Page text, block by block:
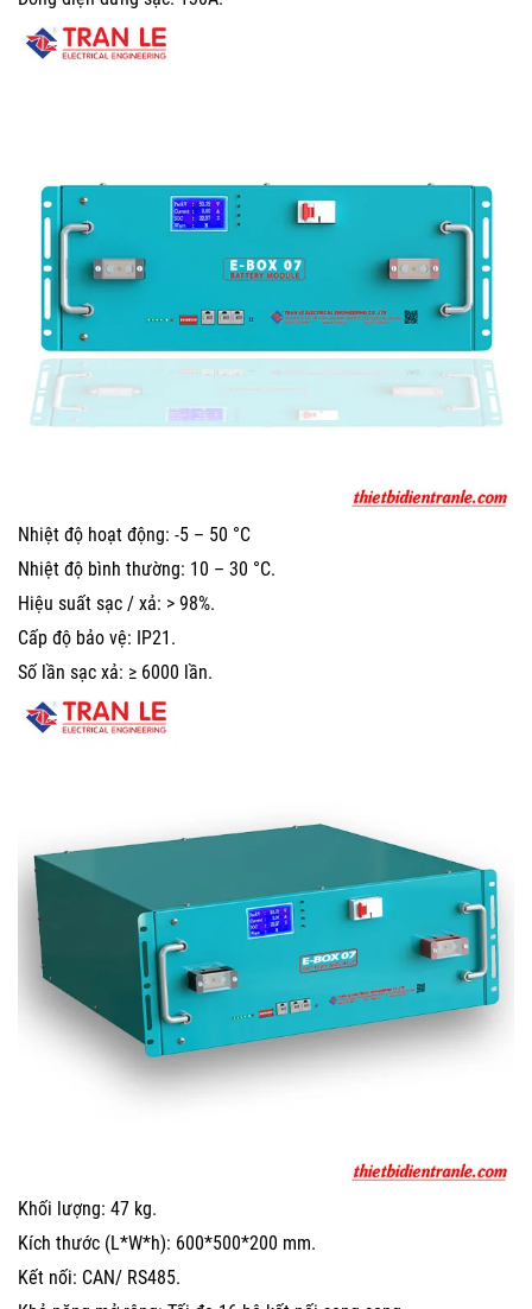
Nhiệt độ hoạt động: -5 – 50 °C
Nhiệt độ bình thường: 10 – 30 °C.
Hiệu suất sạc / xả: > 98%.
Cấp độ bảo vệ: IP21.
Số lần sạc xả: ≥ 6000 lần.
Khối lượng: 47 kg.
Kích thước (L*W*h): 600*500*200 mm.
Kết nối: CAN/ RS485.